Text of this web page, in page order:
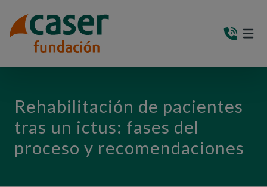
Rehabilitación de pacientes
tras un ictus: fases del
proceso y recomendaciones